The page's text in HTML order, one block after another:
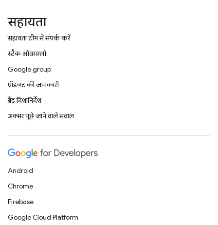
सहायता
सहायता टीम से संपर्क करें
स्टैक ओवरफ़्लो
Google group
प्रॉडक्ट की जानकारी
ब्रैंड दिशानिर्देश
अक्सर पूछे जाने वाले सवाल
Android
Chrome
Firebase
Google Cloud Platform